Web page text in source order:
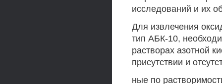
исследований и их
Для извлечения
тип АБК-10,
растворах азотной
присутствии и
ные по